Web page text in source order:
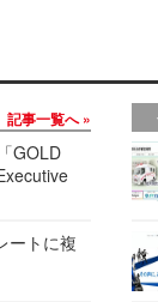
記事一覧へ
GOLD
ートに複